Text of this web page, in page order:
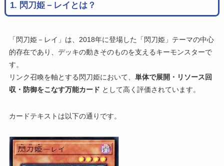
1. 閃刀姫－レイとは？
「閃刀姫－レイ」は、2018年に登場した「閃刀姫」テーマの中心
的存在であり、デッキの動きそのものを支えるキーモンスターで
す。
リンク召喚を軸とする閃刀姫において、 単体で展開・リソース回
収・防御をこなす万能カード として高く評価されています。
カードテキストは以下の通りです。